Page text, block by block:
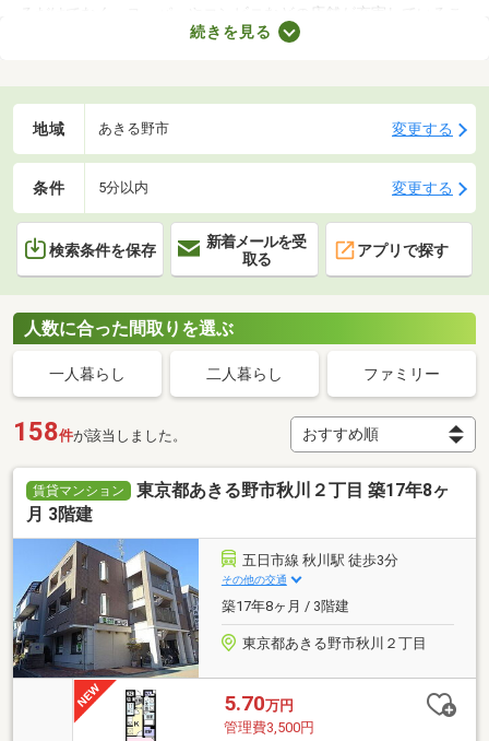
るだけでなく、スーパーやコンビニなどの店舗が充実しているこ
とも魅力。物件数も多いので、間取りや家賃などから自由に選べ
ょう。
続きを見る
地域 あきる野市 変更する
条件 5分以内 変更する
検索条件を保存
新着メールを受
取る
アプリで探す
人数に合った間取りを選ぶ
一人暮らし 二人暮らし ファミリー
158件が該当しました。
賃貸マンション
東京都あきる野市秋川２丁目 築17年8ヶ
月 3階建
五日市線 秋川駅 徒歩3分
その他の交通
築17年8ヶ月 / 3階建
東京都あきる野市秋川２丁目
5.70万円
管理費3,500円